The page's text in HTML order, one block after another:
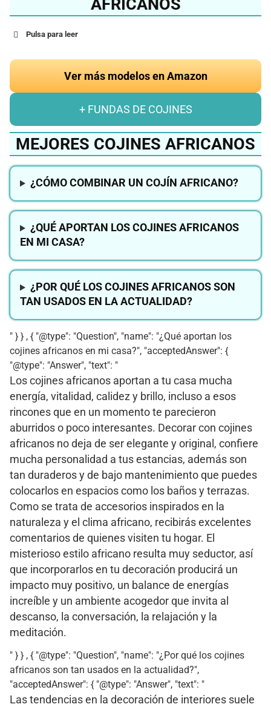
AFRICANOS
Pulsa para leer
Ver más modelos en Amazon
+ FUNDAS DE COJINES
MEJORES COJINES AFRICANOS
¿CÓMO COMBINAR UN COJÍN AFRICANO?
¿QUÉ APORTAN LOS COJINES AFRICANOS
EN MI CASA?
¿POR QUÉ LOS COJINES AFRICANOS SON
TAN USADOS EN LA ACTUALIDAD?
" } } , { "@type": "Question", "name": "¿Qué aportan los
cojines africanos en mi casa?", "acceptedAnswer": {
"@type": "Answer", "text": "
Los cojines africanos aportan a tu casa mucha
energía, vitalidad, calidez y brillo, incluso a esos
rincones que en un momento te parecieron
aburridos o poco interesantes. Decorar con cojines
africanos no deja de ser elegante y original, confiere
mucha personalidad a tus estancias, además son
tan duraderos y de bajo mantenimiento que puedes
colocarlos en espacios como los baños y terrazas.
Como se trata de accesorios inspirados en la
naturaleza y el clima africano, recibirás excelentes
comentarios de quienes visiten tu hogar. El
misterioso estilo africano resulta muy seductor, así
que incorporarlos en tu decoración producirá un
impacto muy positivo, un balance de energías
increíble y un ambiente acogedor que invita al
descanso, la conversación, la relajación y la
meditación.
" } } , { "@type": "Question", "name": "¿Por qué los cojines
africanos son tan usados en la actualidad?",
"acceptedAnswer": { "@type": "Answer", "text": "
Las tendencias en la decoración de interiores suele